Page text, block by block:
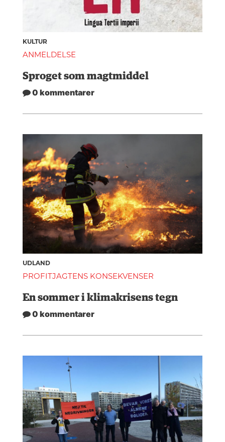
KULTUR
ANMELDELSE
Sproget som magtmiddel
0 kommentarer
UDLAND
PROFITJAGTENS KONSEKVENSER
En sommer i klimakrisens tegn
0 kommentarer